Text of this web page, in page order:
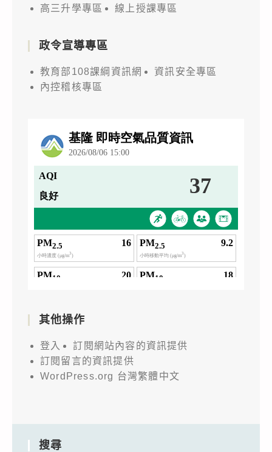
高三升學專區 線上授課專區
政令宣導專區
教育部108課綱資訊網
資訊安全專區
內控稽核專區
其他操作
登入
訂閱網站內容的資訊提供
訂閱留言的資訊提供
WordPress.org 台灣繁體中文
搜尋